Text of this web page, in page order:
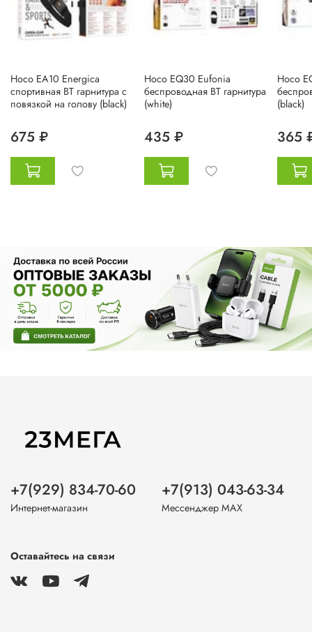
Hoco EA10 Energica
спортивная BT гарнитура с
повязкой на голову (black)
675 ₽
Hoco EQ30 Eufonia
беспроводная BT гарнитура
(white)
435 ₽
Hoco
(black)
365
+7(929) 834-70-60
Интернет-магазин
+7(913) 043-63-34
Мессенджер MAX
Оставайтесь на связи